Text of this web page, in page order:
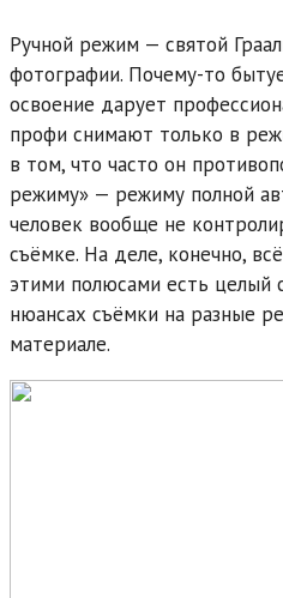
Ручной режим — святой
фотографии. Почему-то
освоение дарует
профи снимают только в
в том, что часто он
режиму» — режиму полной
человек вообще не
съёмке. На деле, конечно,
этими полюсами есть целый
нюансах съёмки на разные
материале.